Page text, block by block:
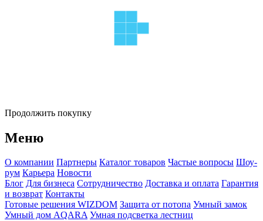
Продолжить покупку
Меню
О компании Партнеры Каталог товаров Частые вопросы Шоу-
рум Карьера Новости
Блог Для бизнеса Сотрудничество Доставка и оплата Гарантия
и возврат Контакты
Готовые решения WIZDOM Защита от потопа Умный замок
Умный дом AQARA Умная подсветка лестниц